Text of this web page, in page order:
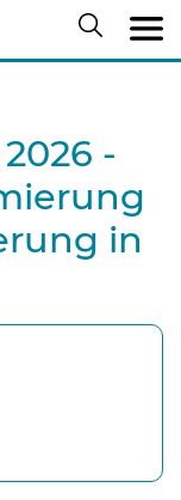
-
in